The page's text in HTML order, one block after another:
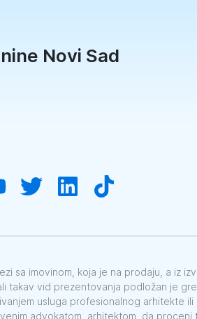
Novi Sad
sa imovinom, koja je na prodaju, a iz
takav vid prezentovanja podložan je
usluga profesionalnog arhitekte
advokatom, arhitektom, da